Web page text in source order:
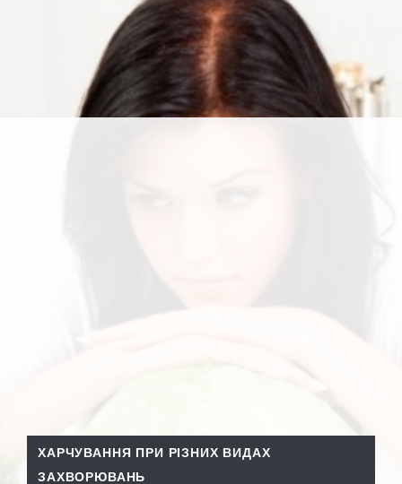
ХАРЧУВАННЯ ПРИ РІЗНИХ ВИДАХ
ЗАХВОРЮВАНЬ